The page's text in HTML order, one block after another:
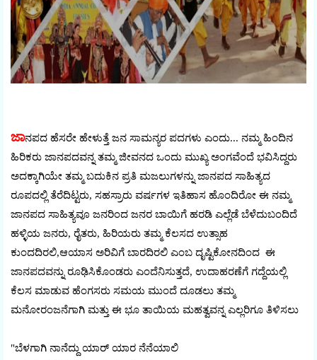
ಜಾನಪದ ಹೆಸರೇ ಹೇಳುತ್ತೆ ಜನ ಸಾಮನ್ಯರ ಪದಗಳು ಎಂದು... ನಮ್ಮ ಹಿಂದಿನ
ಹಿರಿಕರು ಜಾನಪದವನ್ನ ತಮ್ಮ ಜೀವನದ ಒಂದು ಮುಖ್ಯ ಅಂಗವೆಂದೆ ಭವಿಸಿದ್ದರು
ಅದಕ್ಕಾಗಿಯೇ ತಮ್ಮ ಬದುಕಿನ ಪ್ರತಿ ಮಜಲುಗಳನ್ನು ಜಾನಪದ ಸಾಹಿತ್ಯದ
ರೂಪದಲ್ಲಿ ತೆರೆದಿಟ್ಟರು, ಸಹಸ್ರಾರು ವರ್ಷಗಳ ಇತಿಹಾಸ ಹೊಂದಿರೋ ಈ ನಮ್ಮ
ಜಾನಪದ ಸಾಹಿತ್ಯವೂ ಜನರಿಂದ ಜನರ ಬಾಯಿಗೆ ಹರಡಿ ಎಲ್ಲೆಡೆ ಬೆಳೆದುಬಂದಿದೆ
ಹಳ್ಳಿಯ ಜನರು, ರೈತರು, ಹಿರಿಯರು ತಮ್ಮ ಕೆಲಸದ ಉತ್ಸಾಹ
ಕುಂದದಿರಲಿ,ಆಯಾಸ ಅರಿವಿಗೆ ಬಾರದಿರಲಿ ಎಂಬ ದೃಷ್ಟಿಕೋನದಿಂದ ಈ
ಜಾನಪದವನ್ನು ರೂಢಿಸಿಕೊಂಡರು ಎಂದೆನಿಸುತ್ತದೆ, ಉದಾಹರಣೆಗೆ ಗದ್ದೆಯಲ್ಲಿ
ಕೆಲಸ ಮಾಡುವ ಹೆಂಗಸರು ಸಮಯ ಮುಂದೆ ದೂಡಲು ತಮ್ಮ
ಮನೋರಂಜನೆಗಾಗಿ ಮತ್ತು ಈ ಭೂ ತಾಯಿಯ ಮಹತ್ವವನ್ನ ಎಲ್ಲರಿಗೂ ತಿಳಿಸಲು
"ಬೆಳಗಾಗಿ ನಾನೆದ್ದು ಯಾರ್ ಯಾರ ನೆನೆಯಾಲಿ